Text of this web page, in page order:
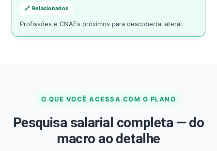
🔗 Relacionados
Profissões e CNAEs próximos para descoberta lateral.
O QUE VOCÊ ACESSA COM O PLANO
Pesquisa salarial completa — do
macro ao detalhe